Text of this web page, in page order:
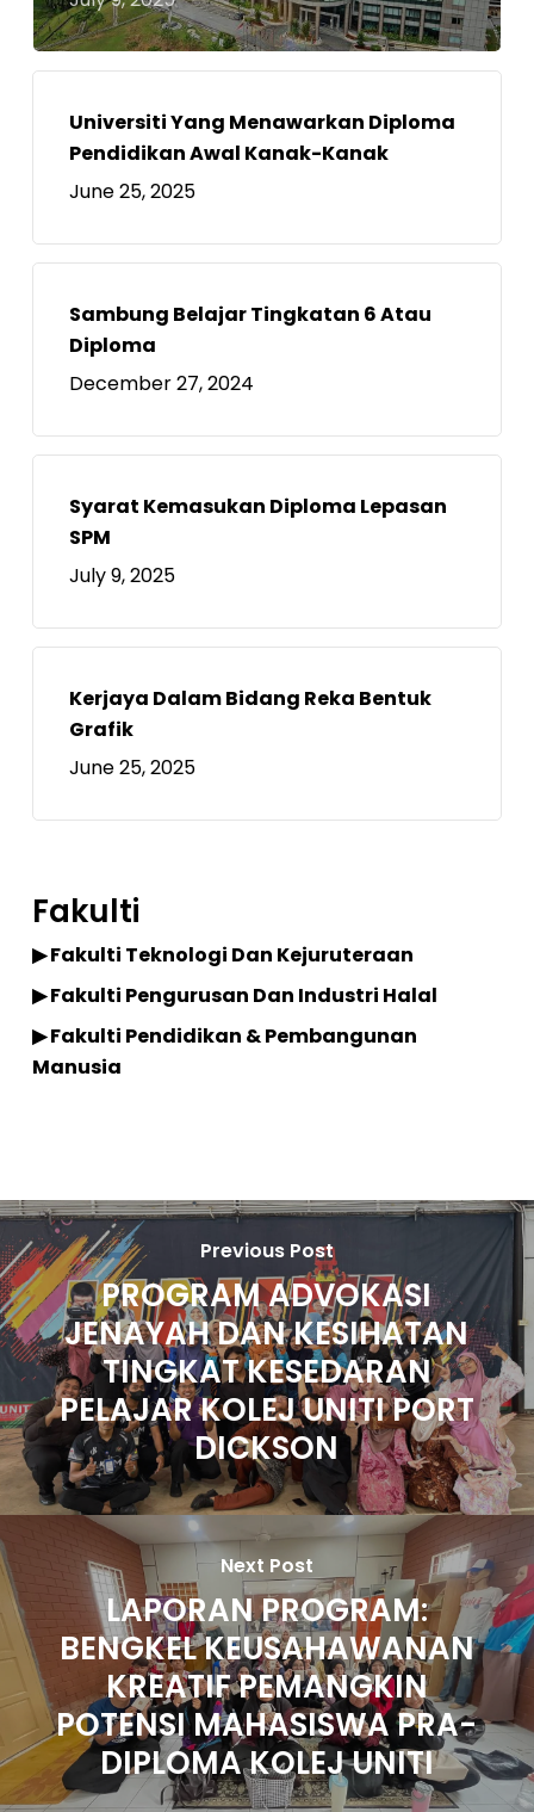
Universiti Yang Menawarkan Diploma
Pendidikan Awal Kanak-Kanak
June 25, 2025
Sambung Belajar Tingkatan 6 Atau
Diploma
December 27, 2024
Syarat Kemasukan Diploma Lepasan
SPM
July 9, 2025
Kerjaya Dalam Bidang Reka Bentuk
Grafik
June 25, 2025
Fakulti
▶ Fakulti Teknologi Dan Kejuruteraan
▶ Fakulti Pengurusan Dan Industri Halal
▶ Fakulti Pendidikan & Pembangunan
Manusia
Previous Post
PROGRAM ADVOKASI
JENAYAH DAN KESIHATAN
TINGKAT KESEDARAN
PELAJAR KOLEJ UNITI PORT
DICKSON
Next Post
LAPORAN PROGRAM:
BENGKEL KEUSAHAWANAN
KREATIF PEMANGKIN
POTENSI MAHASISWA PRA-
DIPLOMA KOLEJ UNITI